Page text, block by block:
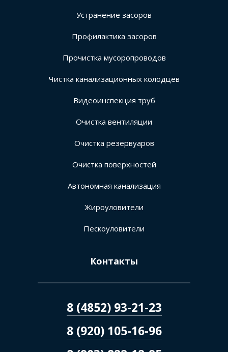
Устранение засоров
Профилактика засоров
Прочистка мусоропроводов
Чистка канализационных колодцев
Видеоинспекция труб
Очистка вентиляции
Очистка резервуаров
Очистка поверхностей
Автономная канализация
Жироуловители
Пескоуловители
Контакты
8 (4852) 93-21-23
8 (920) 105-16-96